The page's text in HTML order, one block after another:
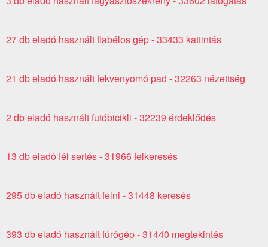
27 db eladó használt flabélos gép - 33433 kattintás
21 db eladó használt fekvenyomó pad - 32263 nézettség
2 db eladó használt futóbicikli - 32239 érdeklődés
13 db eladó fél sertés - 31966 felkeresés
295 db eladó használt felni - 31448 keresés
393 db eladó használt fúrógép - 31440 megtekintés